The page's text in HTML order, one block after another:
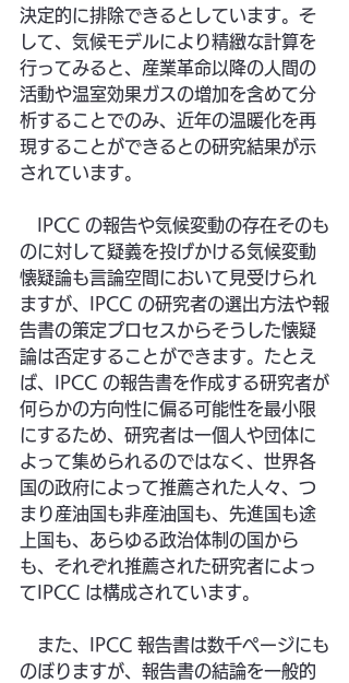
決定的に排除できるとしています。そ
して、気候モデルにより精緻な計算を
行ってみると、産業革命以降の人間の
活動や温室効果ガスの増加を含めて分
析することでのみ、近年の温暖化を再
現することができるとの研究結果が示
されています。
IPCC の報告や気候変動の存在そのも
のに対して疑義を投げかける気候変動
懐疑論も言論空間において見受けられ
ますが、IPCC の研究者の選出方法や報
告書の策定プロセスからそうした懐疑
論は否定することができます。たとえ
ば、IPCC の報告書を作成する研究者が
何らかの方向性に偏る可能性を最小限
にするため、研究者は一個人や団体に
よって集められるのではなく、世界各
国の政府によって推薦された人々、つ
まり産油国も非産油国も、先進国も途
上国も、あらゆる政治体制の国から
も、それぞれ推薦された研究者によっ
てIPCC は構成されています。
また、IPCC 報告書は数千ページにも
のぼりますが、報告書の結論を一般的